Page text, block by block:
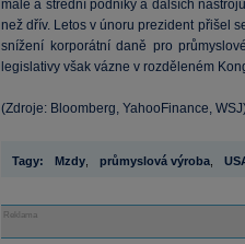
malé a střední podniky a dalších
než dřív. Letos v únoru prezident přišel
snížení korporátní daně pro
legislativy však vázne v rozděleném
(Zdroje: Bloomberg, YahooFinance,
Tagy: Mzdy průmyslová výroba
Reklama